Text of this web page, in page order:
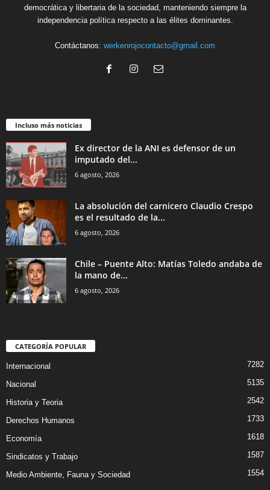
democrática y libertaria de la sociedad, manteniendo siempre la
independencia política respecto a las élites dominantes.
Contáctanos: werkenrojocontacto@gmail.com
Incluso más noticias
Ex director de la ANI es defensor de un
imputado del...
6 agosto, 2026
La absolución del carnicero Claudio Crespo
es el resultado de la...
6 agosto, 2026
Chile – Puente Alto: Matías Toledo andaba de
la mano de...
6 agosto, 2026
CATEGORÍA POPULAR
Internacional 7282
Nacional 5135
Historia y Teoria 2542
Derechos Humanos 1733
Economía 1618
Sindicatos y Trabajo 1587
Medio Ambiente, Fauna y Sociedad 1554